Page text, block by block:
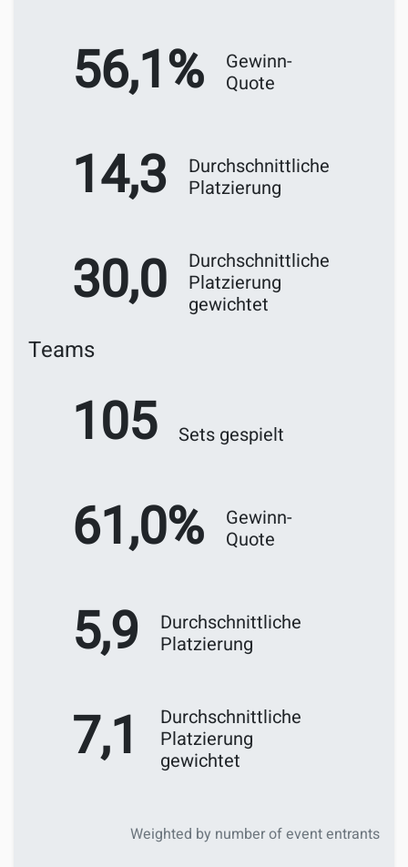
56,1%
Gewinn-
Quote
14,3
Durchschnittliche
Platzierung
30,0
Durchschnittliche
Platzierung
gewichtet
Teams
105 Sets gespielt
61,0%
Gewinn-
Quote
5,9
Durchschnittliche
Platzierung
7,1
Durchschnittliche
Platzierung
gewichtet
Weighted by number of event entrants